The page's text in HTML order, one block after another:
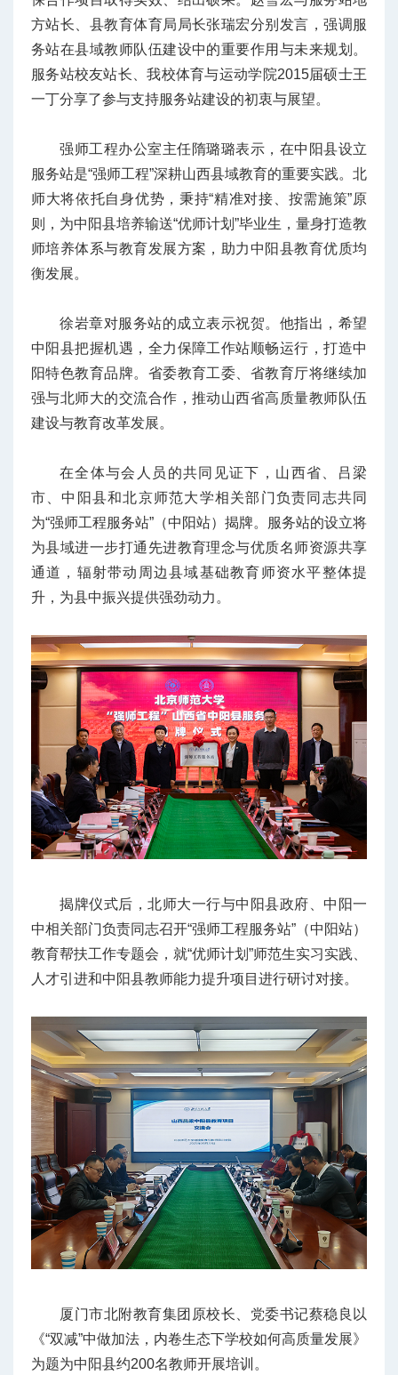
方站长、县教育体育局局长张瑞宏分别发言，强调服
务站在县域教师队伍建设中的重要作用与未来规划。
服务站校友站长、我校体育与运动学院2015届硕士王
一丁分享了参与支持服务站建设的初衷与展望。
强师工程办公室主任隋璐璐表示，在中阳县设立
服务站是“强师工程”深耕山西县域教育的重要实践。北
师大将依托自身优势，秉持“精准对接、按需施策”原
则，为中阳县培养输送“优师计划”毕业生，量身打造教
师培养体系与教育发展方案，助力中阳县教育优质均
衡发展。
徐岩章对服务站的成立表示祝贺。他指出，希望
中阳县把握机遇，全力保障工作站顺畅运行，打造中
阳特色教育品牌。省委教育工委、省教育厅将继续加
强与北师大的交流合作，推动山西省高质量教师队伍
建设与教育改革发展。
在全体与会人员的共同见证下，山西省、吕梁
市、中阳县和北京师范大学相关部门负责同志共同
为“强师工程服务站”（中阳站）揭牌。服务站的设立将
为县域进一步打通先进教育理念与优质名师资源共享
通道，辐射带动周边县域基础教育师资水平整体提
升，为县中振兴提供强劲动力。
揭牌仪式后，北师大一行与中阳县政府、中阳一
中相关部门负责同志召开“强师工程服务站”（中阳站）
教育帮扶工作专题会，就“优师计划”师范生实习实践、
人才引进和中阳县教师能力提升项目进行研讨对接。
厦门市北附教育集团原校长、党委书记蔡稳良以
《“双减”中做加法，内卷生态下学校如何高质量发展》
为题为中阳县约200名教师开展培训。